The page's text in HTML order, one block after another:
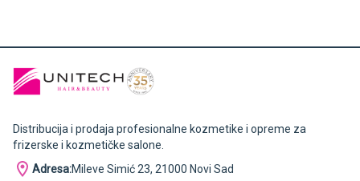
Distribucija i prodaja profesionalne kozmetike i opreme za
frizerske i kozmetičke salone.
Adresa:Mileve Simić 23, 21000 Novi Sad